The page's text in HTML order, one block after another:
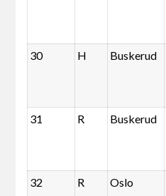
30
H Buskerud
31
R Buskerud
32
R Oslo